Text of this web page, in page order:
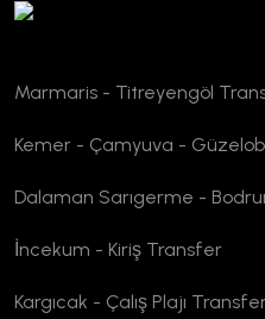
Marmaris - Titreyengöl
Kemer - Çamyuva -
Dalaman Sarıgerme -
İncekum - Kiriş Transfer
Kargıcak - Çalış Plajı